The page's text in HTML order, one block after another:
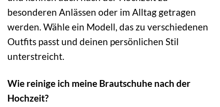
besonderen Anlässen oder im Alltag getragen
werden. Wähle ein Modell, das zu verschiedenen
Outfits passt und deinen persönlichen Stil
unterstreicht.
Wie reinige ich meine Brautschuhe nach der
Hochzeit?